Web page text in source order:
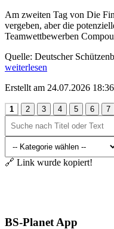
Am zweiten Tag von Die
vergeben, aber die
Teamwettbewerben
Quelle: Deutscher
weiterlesen
Erstellt am 24.07.2026
1 2 3 4 5 6 7
🔗 Link wurde kopiert!
BS-Planet App